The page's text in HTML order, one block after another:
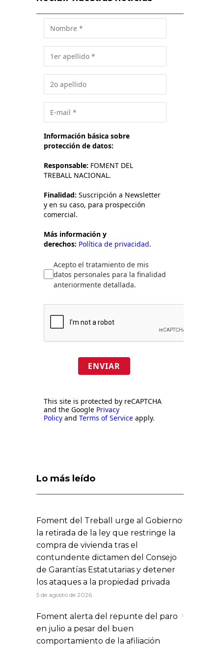
Información básica sobre
protección de datos:
Responsable: FOMENT DEL
TREBALL NACIONAL.
Finalidad: Suscripción a Newsletter
y en su caso, para prospección
comercial.
Más información y
derechos: Política de privacidad.
Acepto el tratamiento de mis
datos personales para la finalidad
anteriormente detallada.
ENVIAR
This site is protected by reCAPTCHA
and the Google Privacy
Policy and Terms of Service apply.
Lo más leído
Foment del Treball urge al Gobierno
la retirada de la ley que restringe la
compra de vivienda tras el
contundente dictamen del Consejo
de Garantías Estatutarias y detener
los ataques a la propiedad privada
5 de agosto de 2026
Foment alerta del repunte del paro
en julio a pesar del buen
comportamiento de la afiliación